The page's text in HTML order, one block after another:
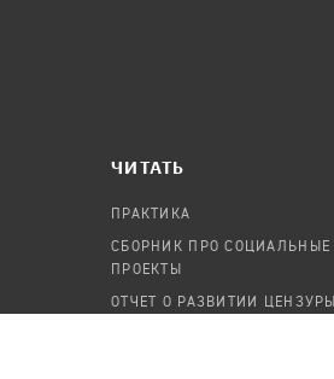
ЧИТАТЬ
ПРАКТИКА
СБОРНИК ПРО СОЦИАЛЬНЫЕ
ПРОЕКТЫ
ОТЧЕТ О РАЗВИТИИ ЦЕНЗУРЫ